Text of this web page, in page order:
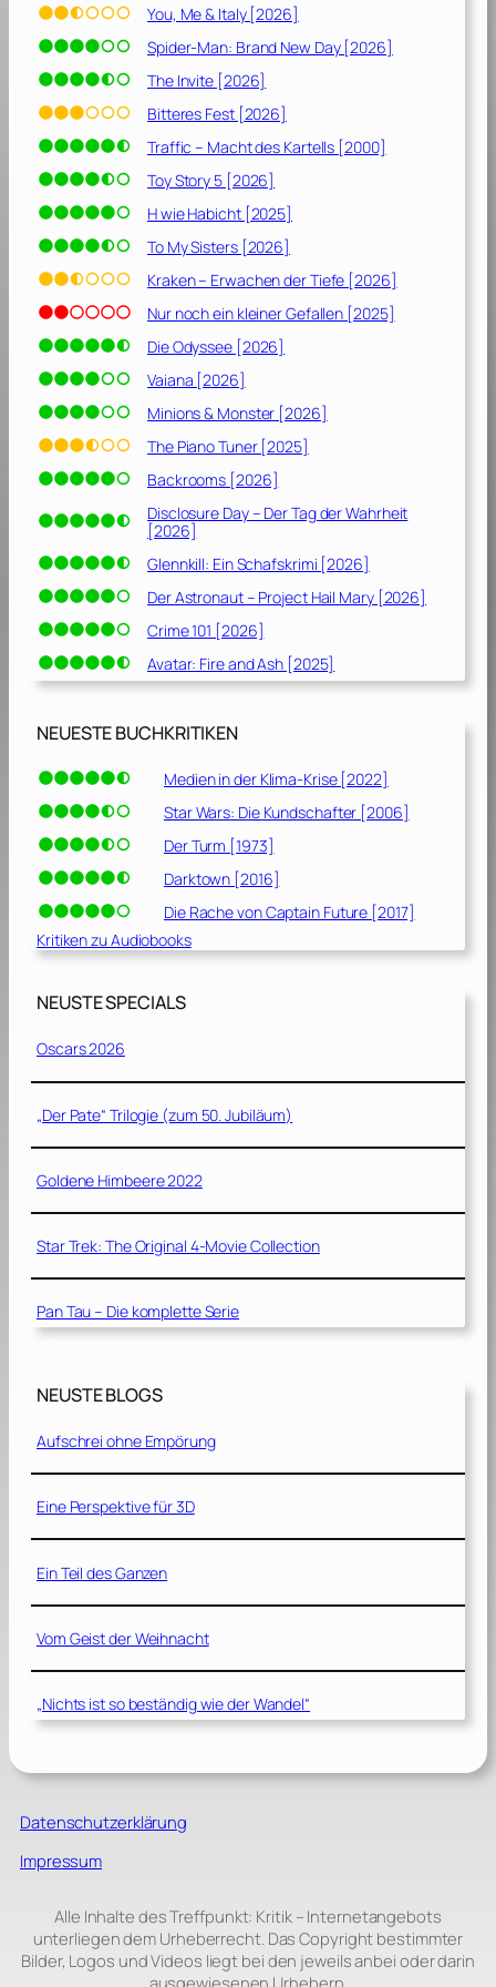
D
r
P
a
e
,
E
p
i
l
o
g
:
D
r
T
o
v
n
M
i
c
h
a
l
o
r
l
o
n
e
[
9
0
]
You, Me & Italy [2026]
Spider-Man: Brand New Day [2026]
The Invite [2026]
Bitteres Fest [2026]
Traffic – Macht des Kartells [2000]
Toy Story 5 [2026]
H wie Habicht [2025]
To My Sisters [2026]
Kraken – Erwachen der Tiefe [2026]
Nur noch ein kleiner Gefallen [2025]
Die Odyssee [2026]
Vaiana [2026]
Minions & Monster [2026]
The Piano Tuner [2025]
Backrooms [2026]
Disclosure Day – Der Tag der Wahrheit
[2026]
Glennkill: Ein Schafskrimi [2026]
Der Astronaut – Project Hail Mary [2026]
Crime 101 [2026]
Avatar: Fire and Ash [2025]
NEUESTE BUCHKRITIKEN
Medien in der Klima-Krise [2022]
Star Wars: Die Kundschafter [2006]
Der Turm [1973]
Darktown [2016]
Die Rache von Captain Future [2017]
Kritiken zu Audiobooks
NEUSTE SPECIALS
Oscars 2026
„Der Pate“ Trilogie (zum 50. Jubiläum)
Goldene Himbeere 2022
Star Trek: The Original 4-Movie Collection
Pan Tau – Die komplette Serie
NEUSTE BLOGS
Aufschrei ohne Empörung
Eine Perspektive für 3D
Ein Teil des Ganzen
Vom Geist der Weihnacht
„Nichts ist so beständig wie der Wandel“
Datenschutzerklärung
Impressum
Alle Inhalte des Treffpunkt: Kritik – Internetangebots
unterliegen dem Urheberrecht. Das Copyright bestimmter
Bilder, Logos und Videos liegt bei den jeweils anbei oder darin
ausgewiesenen Urhebern.